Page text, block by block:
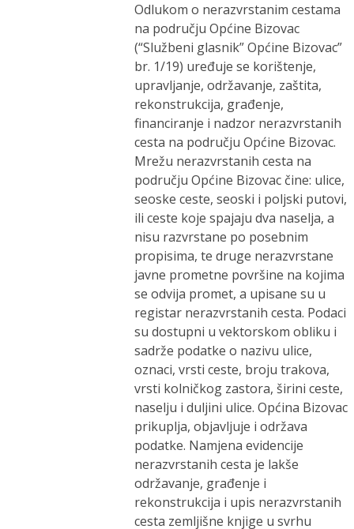
Odlukom o nerazvrstanim cestama
na području Općine Bizovac
(“Službeni glasnik” Općine Bizovac”
br. 1/19) uređuje se korištenje,
upravljanje, održavanje, zaštita,
rekonstrukcija, građenje,
financiranje i nadzor nerazvrstanih
cesta na području Općine Bizovac.
Mrežu nerazvrstanih cesta na
području Općine Bizovac čine: ulice,
seoske ceste, seoski i poljski putovi,
ili ceste koje spajaju dva naselja, a
nisu razvrstane po posebnim
propisima, te druge nerazvrstane
javne prometne površine na kojima
se odvija promet, a upisane su u
registar nerazvrstanih cesta. Podaci
su dostupni u vektorskom obliku i
sadrže podatke o nazivu ulice,
oznaci, vrsti ceste, broju trakova,
vrsti kolničkog zastora, širini ceste,
naselju i duljini ulice. Općina Bizovac
prikuplja, objavljuje i održava
podatke. Namjena evidencije
nerazvrstanih cesta je lakše
održavanje, građenje i
rekonstrukcija i upis nerazvrstanih
cesta zemljišne knjige u svrhu